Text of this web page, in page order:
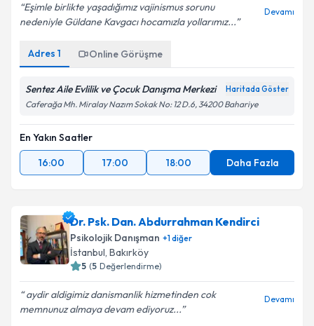
Eşimle birlikte yaşadığımız vajinismus sorunu
nedeniyle Güldane Kavgacı hocamızla yollarımız...
Devamı
Adres 1 Online Görüşme
Sentez Aile Evlilik ve Çocuk Danışma Merkezi Haritada Göster
Caferağa Mh. Miralay Nazım Sokak No: 12 D.6, 34200 Bahariye
En Yakın Saatler
16:00
17:00 18:00 Daha Fazla
Dr. Psk. Dan. Abdurrahman Kendirci
Psikolojik Danışman +1diğer
İstanbul, Bakırköy
5 (5 Değerlendirme)
aydir aldigimiz danismanlik hizmetinden cok
memnunuz almaya devam ediyoruz...
Devamı